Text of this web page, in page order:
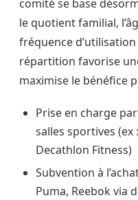
comité se base
le quotient familial,
fréquence
répartition favorise
maximise le bénéfice
Prise en charge
salles sportives (ex
Decathlon Fitness)
Subvention à
Puma, Reebok via